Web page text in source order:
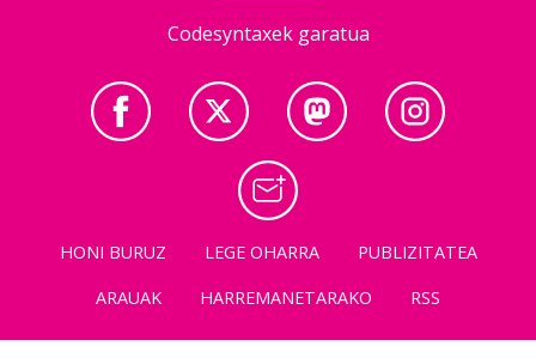
Codesyntaxek garatua
HONI BURUZ LEGE OHARRA
PUBLIZITATEA
ARAUAK
HARREMANETARAKO RSS